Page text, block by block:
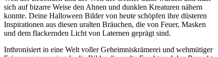
sich auf bizarre Weise den Ahnen und dunklen Kreaturen nähern
konnte. Deine Halloween Bilder von heute schöpfen ihre düsteren
Inspirationen aus diesen uralten Bräuchen, die von Feuer, Masken
und dem flackernden Licht von Laternen geprägt sind.
Inthronisiert in eine Welt voller Geheimniskrämerei und wehmütiger